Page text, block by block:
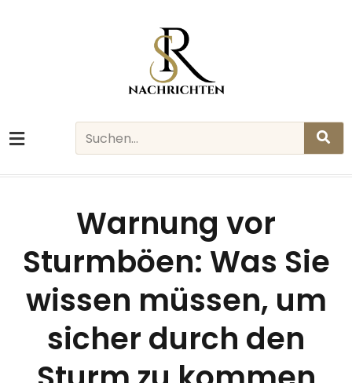
Warnung vor
Sturmböen: Was Sie
wissen müssen, um
sicher durch den